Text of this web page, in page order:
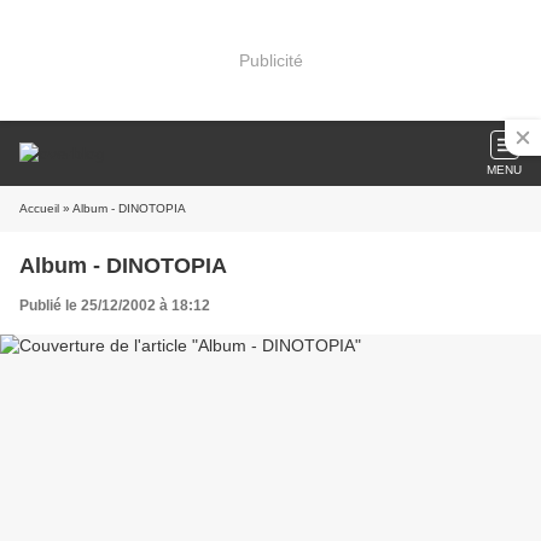
Publicité
MENU
Accueil » Album - DINOTOPIA
Album - DINOTOPIA
Publié le 25/12/2002 à 18:12